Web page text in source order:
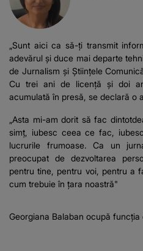
„Sunt aici ca să-ți transmit
adevărul și duce mai departe
de Jurnalism și Științele
Cu trei ani de licență și doi
acumulată în presă, se declară o
„Asta mi-am dorit să fac
simț, iubesc ceea ce fac,
lucrurile frumoase. Ca un
preocupat de dezvoltarea
pentru tine, pentru voi, pentru a
cum trebuie în țara noastră"
Georgiana Balaban ocupă